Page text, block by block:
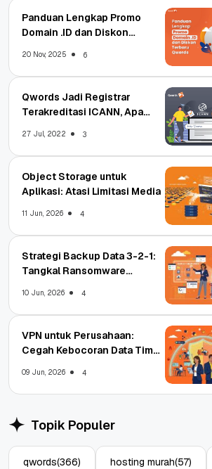
Panduan Lengkap Promo
Domain .ID dan Diskon
20 Nov, 2025 6
Qwords Jadi Registrar
Terakreditasi ICANN, Apa
27 Jul, 2022 3
Object Storage untuk
Aplikasi: Atasi Limitasi Media
11 Jun, 2026 4
Strategi Backup Data 3-2-1:
Tangkal Ransomware
10 Jun, 2026 4
VPN untuk Perusahaan:
Cegah Kebocoran Data Tim
09 Jun, 2026 4
Topik Populer
qwords(366) hosting murah(57)